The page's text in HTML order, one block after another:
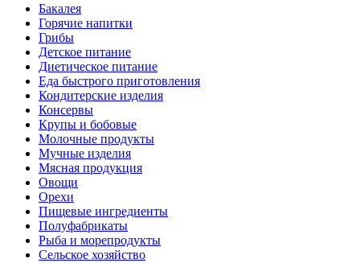
Бакалея
Горячие напитки
Грибы
Детское питание
Диетическое питание
Еда быстрого приготовления
Кондитерские изделия
Консервы
Крупы и бобовые
Молочные продукты
Мучные изделия
Мясная продукция
Овощи
Орехи
Пищевые ингредиенты
Полуфабрикаты
Рыба и морепродукты
Сельское хозяйство